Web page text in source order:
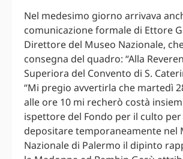
Nel medesimo giorno arrivava
comunicazione formale di Ettore
Direttore del Museo Nazionale,
consegna del quadro: “Alla
Superiora del Convento di S.
“Mi pregio avvertirla che martedì
alle ore 10 mi recherò costà
ispettore del Fondo per il culto
depositare temporaneamente nel
Nazionale di Palermo il dipinto